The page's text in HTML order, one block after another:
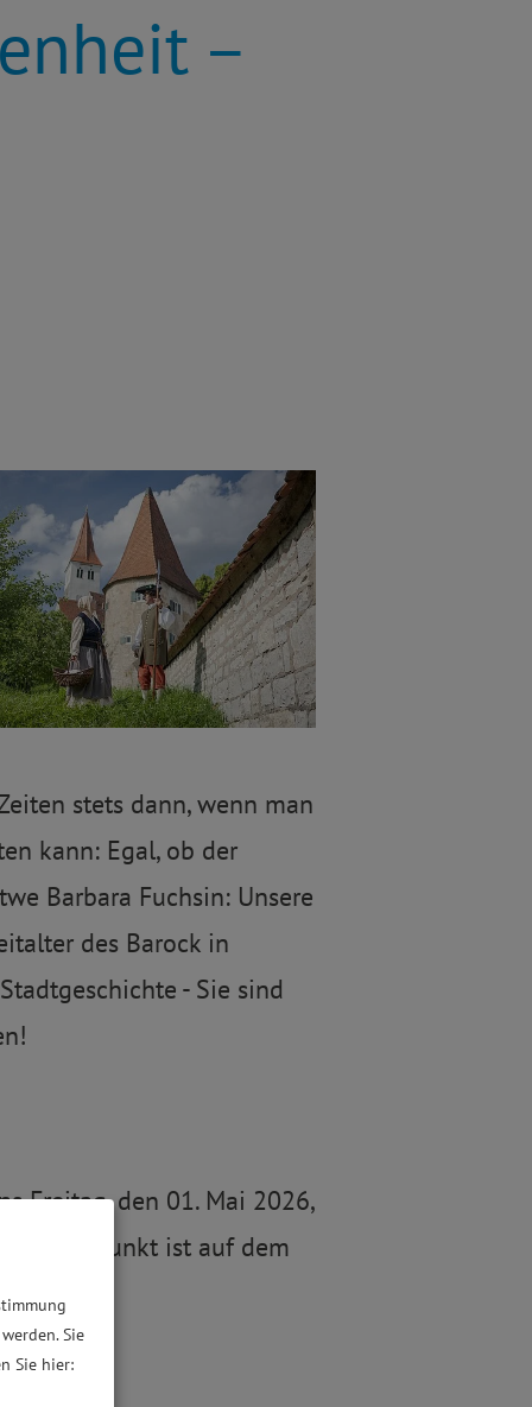
–
stets dann, wenn man
kann: Egal, ob der
Barbara Fuchsin: Unsere
des Barock in
- Sie sind
Freitag, den 01. Mai 2026,
Treffpunkt ist auf dem
Sie
Sie hier: